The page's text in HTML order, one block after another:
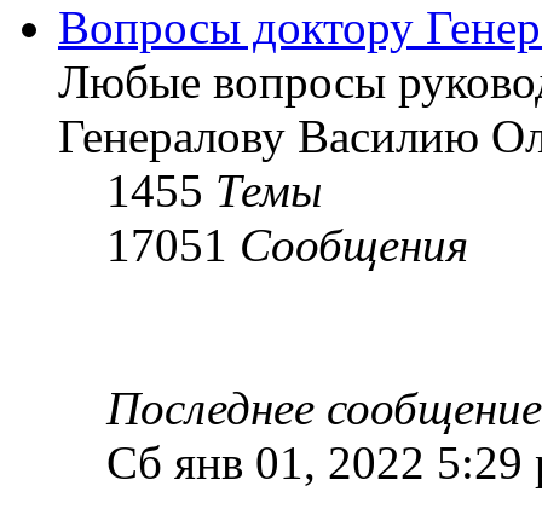
Вопросы доктору
Любые вопросы
Генералову Василию
1455 Темы
17051 Сообщения
Последнее сообщение
Сб янв 01, 2022 5:29